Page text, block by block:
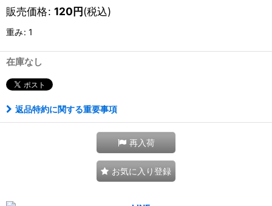
販売価格: 120円(税込)
重み: 1
在庫なし
返品特約に関する重要事項
再入荷
お気に入り登録